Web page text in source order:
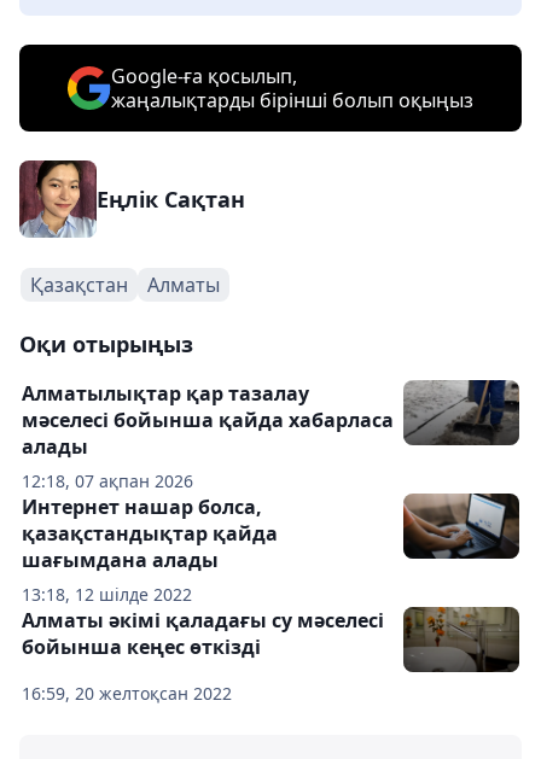
Google-ға қосылып,
жаңалықтарды бірінші болып оқыңыз
Еңлік Сақтан
Қазақстан Алматы
Оқи отырыңыз
12:18, 07 ақпан 2026
Алматылықтар қар тазалау
мәселесі бойынша қайда хабарласа
алады
13:18, 12 шілде 2022
Интернет нашар болса,
қазақстандықтар қайда
шағымдана алады
16:59, 20 желтоқсан 2022
Алматы әкімі қаладағы су мәселесі
бойынша кеңес өткізді